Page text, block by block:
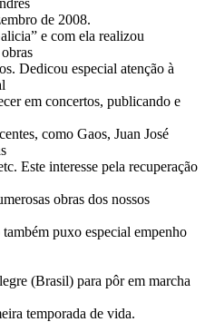
de 2008.
e com ela realizou
Dedicou especial atenção à
em concertos, publicando e
como Gaos, Juan José
Este interesse pela recuperação
obras dos nossos
puxo especial empenho
(Brasil) para pôr em marcha
temporada de vida.